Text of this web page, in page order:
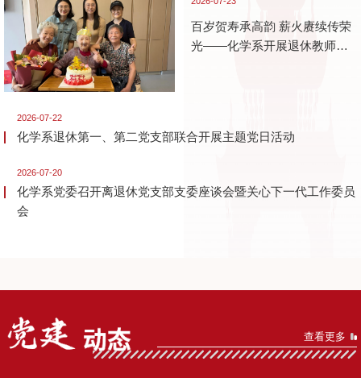
百岁贺寿承高韵 薪火赓续传荣
光——化学系开展退休教师专
2026-07-22
化学系退休第一、第二党支部联合开展主题党日活动
2026-07-20
化学系党委召开离退休党支部支委座谈会暨关心下一代工作委员
会
查看更多